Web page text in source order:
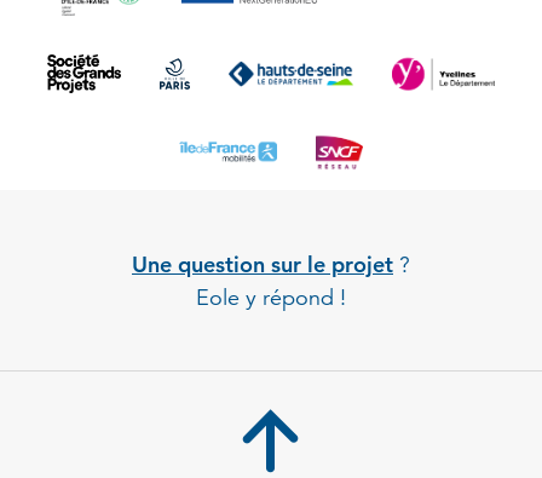
Une question sur le projet ?
Eole y répond !